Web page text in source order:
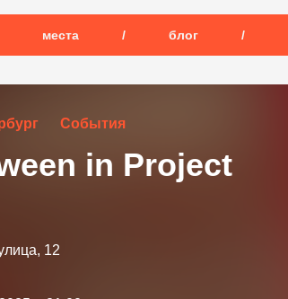
места / блог /
События
in Project
12